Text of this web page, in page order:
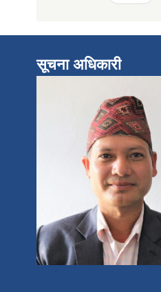
सूचना अधिकारी